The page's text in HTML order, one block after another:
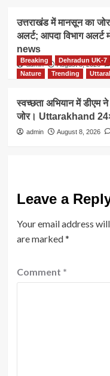
उत्तराखंड में मानसून का
अलर्ट; आपदा विभाग
news
admin August 8, 2026
Breaking Dehradun UK-7
Nature
Trending
स्वच्छता अभियान में डीएम ने
जोर। Uttarakhand
admin August 8, 2026
Leave a
Your email address
are marked*
Comment *